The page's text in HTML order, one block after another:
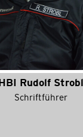
HBI Rudolf Strobl
Schriftführer